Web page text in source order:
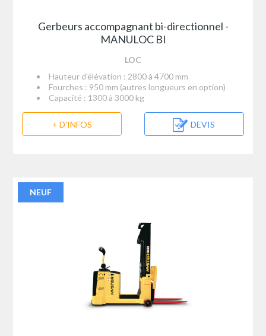
Gerbeurs accompagnant bi-directionnel -
MANULOC BI
LOC
Hauteur d'élévation : 2800 à 4700 mm
Fourches : 950 mm (autres longueurs en option)
Capacité : 1300 à 3000 kg
+ D'INFOS DEVIS
NEUF